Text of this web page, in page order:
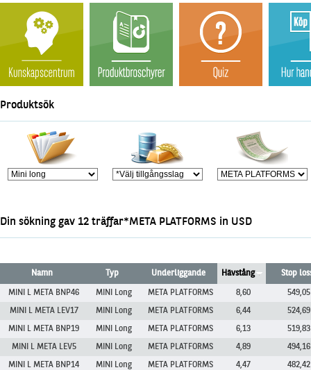
Nya produkter
Stoppade & förfallna produkter
Utsålda produkter
Knock-plocken
Kunskapscentra
Hur handlar jag
Produktsök
Din sökning gav 12 träffar*META PLATFORMS in USD
Namn Typ Underliggande Hävstång Stop
MINI L META BNP46 MINI Long META PLATFORMS 8,60 549,05
MINI L META LEV17 MINI Long META PLATFORMS 6,44 524,69
MINI L META BNP19 MINI Long META PLATFORMS 6,13 519,83
MINI L META LEV5 MINI Long META PLATFORMS 4,89 494,16
MINI L META BNP14 MINI Long META PLATFORMS 4,47 482,42